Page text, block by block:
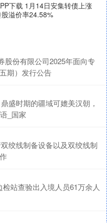
下载 1月14日安集转债上涨
溢价率24.58%
股份有限公司2025年面向专
期）发行公告
盛时期的疆域可媲美汉朝，
_国家
绞线制备设备以及双绞线制
站查验出入境人员61万余人